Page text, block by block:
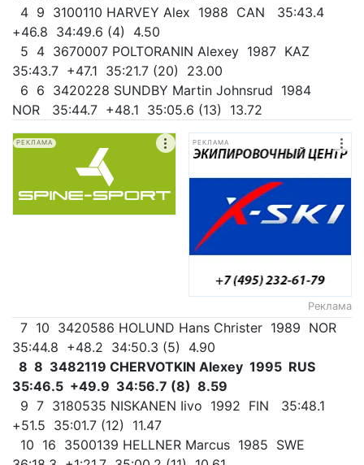
4 9 3100110 HARVEY Alex 1988 CAN 35:43.4
+46.8 34:49.6 (4) 4.50
5 4 3670007 POLTORANIN Alexey 1987 KAZ
35:43.7 +47.1 35:21.7 (20) 23.00
6 6 3420228 SUNDBY Martin Johnsrud 1984
NOR 35:44.7 +48.1 35:05.6 (13) 13.72
РЕКЛАМА РЕКЛАМА
Реклама
7 10 3420586 HOLUND Hans Christer 1989 NOR
35:44.8 +48.2 34:50.3 (5) 4.90
8 8 3482119 CHERVOTKIN Alexey 1995 RUS
35:46.5 +49.9 34:56.7 (8) 8.59
9 7 3180535 NISKANEN Iivo 1992 FIN 35:48.1
+51.5 35:01.7 (12) 11.47
10 16 3500139 HELLNER Marcus 1985 SWE